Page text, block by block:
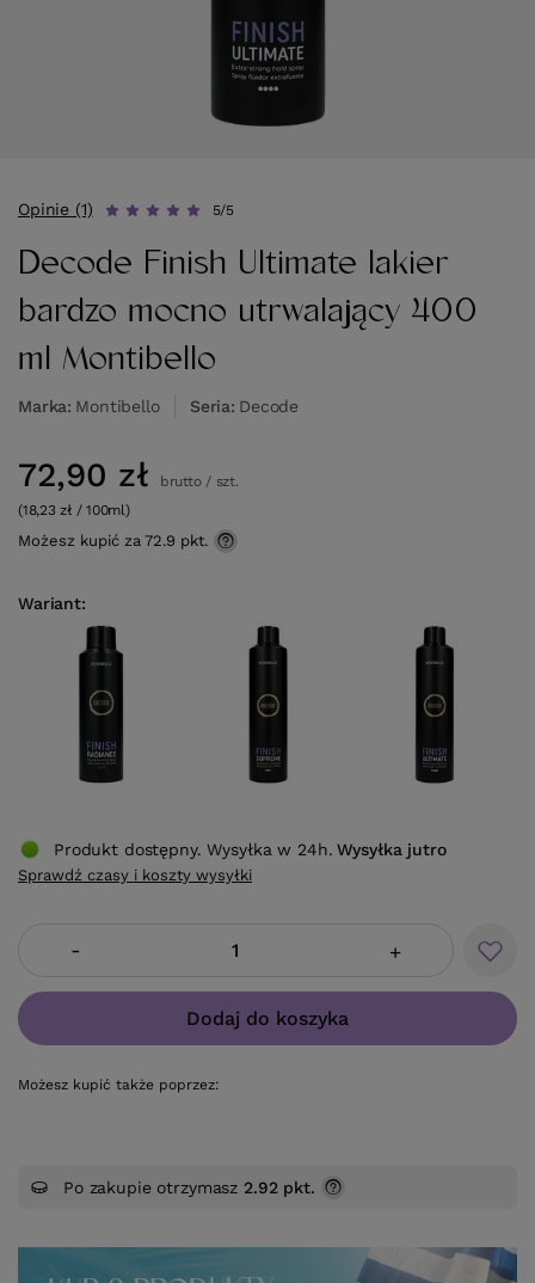
Opinie (1) 5/5
Decode Finish Ultimate lakier
bardzo mocno utrwalający 400
ml Montibello
Marka Montibello Seria Decode
Wariant
72,90 zł brutto/ szt.
(18,23 zł / 100ml)
Możesz kupić za 72.9 pkt.
- +
Dodaj do koszyka
Możesz kupić także poprzez:
Produkt dostępny. Wysyłka w 24h. Wysyłka jutro
Sprawdź czasy i koszty wysyłki
Po zakupie otrzymasz 2.92 pkt.